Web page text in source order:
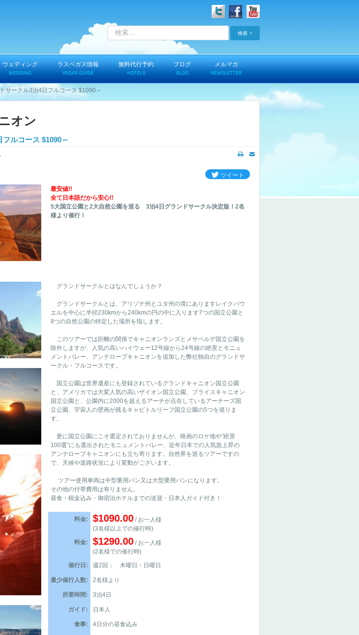
検索
ウェディング
WEDDING
ラスベガス情報
VEGAS GUIDE
無料代行予約
HOTELS
ブログ
BLOG
メルマガ
NEWSLETTER
サークル3泊4日フルコース $1090～
オン
ルコース $1090～
最安値!!
全て日本語だから安心!!
5大国立公園と2大自然公園を巡る 3泊4日グランドサークル決定版！2名
様より催行！
グランドサークルとはなんでしょうか？
グランドサークルとは、アリゾナ州とユタ州の境にありますレイクパウ
エルを中心に半径230kmから240kmの円の中に入ります7つの国立公園と
8つの自然公園の特定した場所を指します。
このツアーでは距離の関係でキャニオンランズとメサベルデ国立公園を
除外しますが、人気の高いハイウェー12号線から24号線の絶景とモニュ
メントバレー、アンテロープキャニオンを追加した弊社独自のグランドサ
ークル・フルコースです。
国立公園は世界遺産にも登録されているグランドキャニオン国立公園
と、アメリカでは大変人気の高いザイオン国立公園、ブライスキャニオン
国立公園と、公園内に2000を超えるアーチが点在しているアーチーズ国
立公園、宇宙人の壁画が残るキャピトルリーフ国立公園の5つを巡りま
す。
更に国立公園にこそ選定されておりませんが、映画のロケ地や”絶景
100選”にも選出されたモニュメントバレー、近年日本での人気急上昇の
アンテロープキャニオンにも立ち寄ります。自然界を巡るツアーですの
で、天候や道路状況により変動がございます。
ツアー使用車両は中型乗用バン又は大型乗用バンになります。
その他の付帯費用は有りません。
昼食・税金込み・御宿泊ホテルまでの送迎・日本人ガイド付き！
料金: $1090.00/ お一人様
(3名様以上での催行時)
料金:
$1290.00/ お一人様
(2名様での催行時)
催行日:
週2回： 木曜日・日曜日
最少催行人数: 2名様より
所要時間: 3泊4日
ガイド: 日本人
食事: 4日分の昼食込み
ツイート